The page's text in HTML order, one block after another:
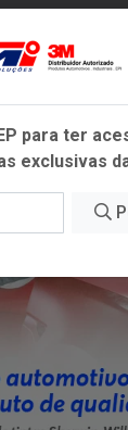
DE
para ter
exclusivas